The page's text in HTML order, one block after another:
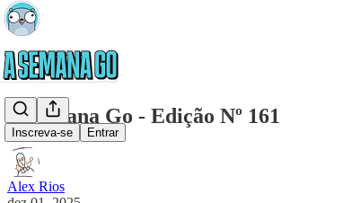
Inscreva-se Entrar
A Semana Go - Edição Nº 161
Alex Rios